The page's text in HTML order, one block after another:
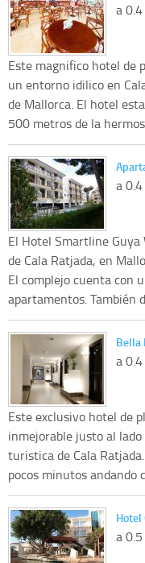
a
Este magnifico hotel de
un entorno idilico en
de Mallorca. El hotel
500 metros de la
a
El Hotel Smartline
de Cala Ratjada, en
El complejo cuenta con
apartamentos. También
Bella
a
Este exclusivo hotel de
inmejorable justo al
turistica de Cala
pocos minutos andando
Hotel
a